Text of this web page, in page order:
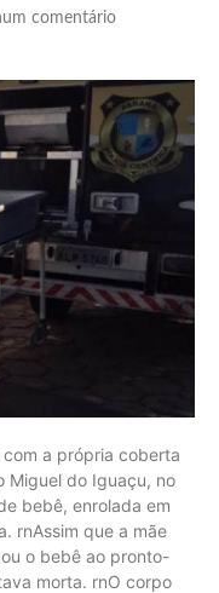
comentário
a própria coberta
Miguel do Iguaçu, no
bebê, enrolada em
rnAssim que a mãe
o bebê ao pronto-
morta. rnO corpo